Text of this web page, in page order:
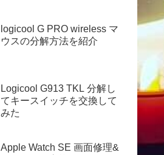
logicool G PRO wireless マ
ウスの分解方法を紹介
Logicool G913 TKL 分解し
てキースイッチを交換して
みた
Apple Watch SE 画面修理&